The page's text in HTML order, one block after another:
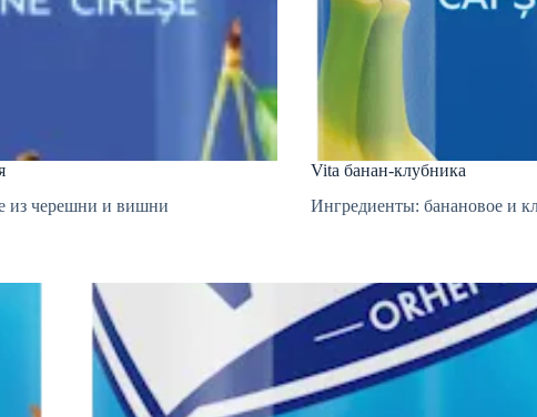
из черешни и вишни
Vita банан-клубника
Ингредиенты: банановое и